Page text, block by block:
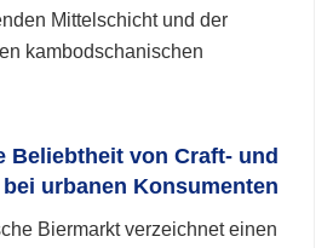
Mittelschicht und der
kambodschanischen
Beliebtheit von Craft- und
urbanen Konsumenten
Biermarkt verzeichnet einen